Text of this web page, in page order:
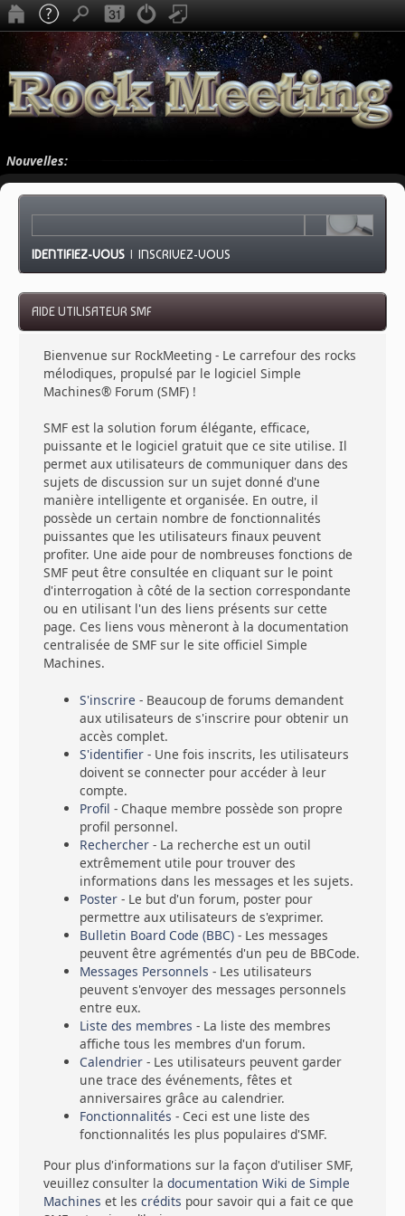
Nouvelles:
IDENTIFIEZ-VOUS |INSCRIVEZ-VOUS
AIDE UTILISATEUR SMF
Bienvenue sur RockMeeting - Le carrefour des rocks
mélodiques, propulsé par le logiciel Simple
Machines® Forum (SMF) !
SMF est la solution forum élégante, efficace,
puissante et le logiciel gratuit que ce site utilise. Il
permet aux utilisateurs de communiquer dans des
sujets de discussion sur un sujet donné d'une
manière intelligente et organisée. En outre, il
possède un certain nombre de fonctionnalités
puissantes que les utilisateurs finaux peuvent
profiter. Une aide pour de nombreuses fonctions de
SMF peut être consultée en cliquant sur le point
d'interrogation à côté de la section correspondante
ou en utilisant l'un des liens présents sur cette
page. Ces liens vous mèneront à la documentation
centralisée de SMF sur le site officiel Simple
Machines.
S'inscrire - Beaucoup de forums demandent
aux utilisateurs de s'inscrire pour obtenir un
accès complet.
S'identifier - Une fois inscrits, les utilisateurs
doivent se connecter pour accéder à leur
compte.
Profil - Chaque membre possède son propre
profil personnel.
Rechercher - La recherche est un outil
extrêmement utile pour trouver des
informations dans les messages et les sujets.
Poster - Le but d'un forum, poster pour
permettre aux utilisateurs de s'exprimer.
Bulletin Board Code (BBC) - Les messages
peuvent être agrémentés d'un peu de BBCode.
Messages Personnels - Les utilisateurs
peuvent s'envoyer des messages personnels
entre eux.
Liste des membres - La liste des membres
affiche tous les membres d'un forum.
Calendrier - Les utilisateurs peuvent garder
une trace des événements, fêtes et
anniversaires grâce au calendrier.
Fonctionnalités - Ceci est une liste des
fonctionnalités les plus populaires d'SMF.
Pour plus d'informations sur la façon d'utiliser SMF,
veuillez consulter ladocumentation Wiki de Simple
Machines et lescrédits pour savoir qui a fait ce que